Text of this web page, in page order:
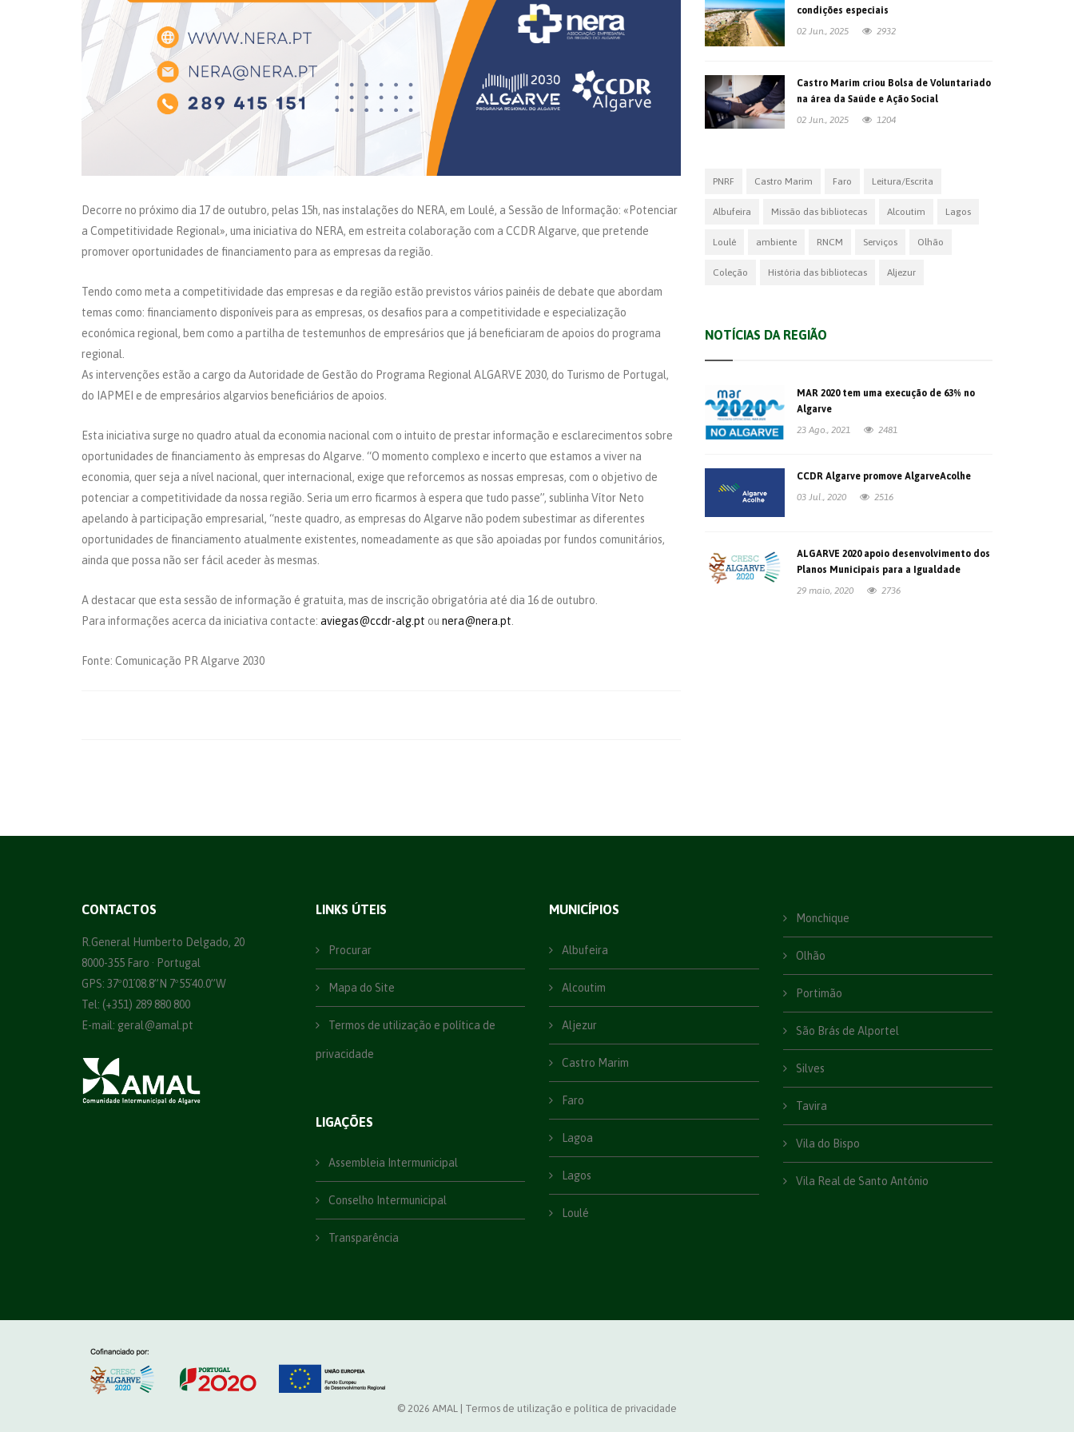
Decorre no próximo dia 17 de outubro, pelas 15h, nas instalações do NERA, em Loulé, a Sessão de Informação: «Potenciar
a Competitividade Regional», uma iniciativa do NERA, em estreita colaboração com a CCDR Algarve, que pretende
promover oportunidades de financiamento para as empresas da região.
Tendo como meta a competitividade das empresas e da região estão previstos vários painéis de debate que abordam
temas como: financiamento disponíveis para as empresas, os desafios para a competitividade e especialização
económica regional, bem como a partilha de testemunhos de empresários que já beneficiaram de apoios do programa
regional.
As intervenções estão a cargo da Autoridade de Gestão do Programa Regional ALGARVE 2030, do Turismo de Portugal,
do IAPMEI e de empresários algarvios beneficiários de apoios.
Esta iniciativa surge no quadro atual da economia nacional com o intuito de prestar informação e esclarecimentos sobre
oportunidades de financiamento às empresas do Algarve. “O momento complexo e incerto que estamos a viver na
economia, quer seja a nível nacional, quer internacional, exige que reforcemos as nossas empresas, com o objetivo de
potenciar a competitividade da nossa região. Seria um erro ficarmos à espera que tudo passe”, sublinha Vítor Neto
apelando à participação empresarial, “neste quadro, as empresas do Algarve não podem subestimar as diferentes
oportunidades de financiamento atualmente existentes, nomeadamente as que são apoiadas por fundos comunitários,
ainda que possa não ser fácil aceder às mesmas.
A destacar que esta sessão de informação é gratuita, mas de inscrição obrigatória até dia 16 de outubro.
Para informações acerca da iniciativa contacte: aviegas@ccdr-alg.pt ou nera@nera.pt
Fonte: Comunicação PR Algarve 2030
condições especiais
02 Jun., 2025
2932
Castro Marim criou Bolsa de Voluntariado
na área da Saúde e Ação Social
02 Jun., 2025
1204
PNRF Castro Marim Faro Leitura/Escrita
Albufeira Missão das bibliotecas Alcoutim Lagos
Loulé ambiente RNCM Serviços Olhão
Coleção História das bibliotecas Aljezur
NOTÍCIAS DA REGIÃO
MAR 2020 tem uma execução de 63% no
Algarve
23 Ago., 2021
2481
CCDR Algarve promove AlgarveAcolhe
03 Jul., 2020
2516
ALGARVE 2020 apoio desenvolvimento dos
Planos Municipais para a Igualdade
29 maio, 2020
2736
CONTACTOS
R.General Humberto Delgado, 20
8000-355 Faro · Portugal
GPS: 37º01´08.8”N 7º55´40.0”W
Tel: (+351) 289 880 800
E-mail: geral@amal.pt
LINKS ÚTEIS
Procurar
Mapa do Site
Termos de utilização e política de
privacidade
LIGAÇÕES
Assembleia Intermunicipal
Conselho Intermunicipal
Transparência
MUNICÍPIOS
Albufeira
Alcoutim
Aljezur
Castro Marim
Faro
Lagoa
Lagos
Loulé
Monchique
Olhão
Portimão
São Brás de Alportel
Silves
Tavira
Vila do Bispo
Vila Real de Santo António
© 2026 AMAL | Termos de utilização e política de privacidade